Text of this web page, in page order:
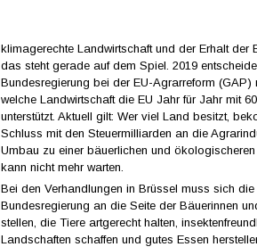
klimagerechte Landwirtschaft und der Erhalt der
das steht gerade auf dem Spiel. 2019
Bundesregierung bei der EU-Agrarreform (GAP)
welche Landwirtschaft die EU Jahr für Jahr mit
unterstützt. Aktuell gilt: Wer viel Land besitzt,
Schluss mit den Steuermilliarden an die
Umbau zu einer bäuerlichen und
kann nicht mehr warten.
Bei den Verhandlungen in Brüssel muss sich die
Bundesregierung an die Seite der Bäuerinnen
stellen, die Tiere artgerecht halten,
Landschaften schaffen und gutes Essen